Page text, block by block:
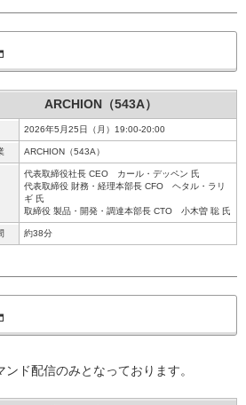
ARCHION（543A）
2026年5月25日（月）19:00-20:00
ARCHION（543A）
代表取締役社長 CEO カール・デッペン 氏
代表取締役 財務・経理本部長 CFO ヘタル・ラリ
ギ 氏
取締役 製品・開発・調達本部長 CTO 小木曽 聡 氏
約38分
ド配信のみとなっております。